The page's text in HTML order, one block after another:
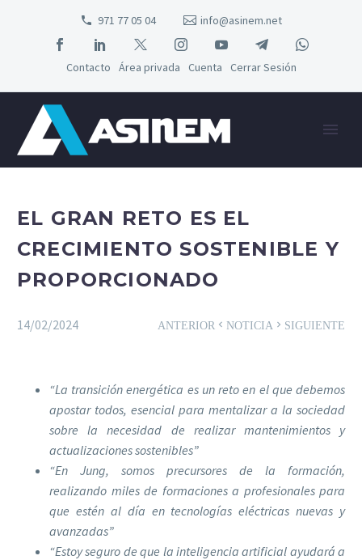
971 77 05 04 info@asinem.net
Contacto Área privada Cuenta Cerrar Sesión
EL GRAN RETO ES EL
CRECIMIENTO SOSTENIBLE Y
PROPORCIONADO
ANTERIOR NOTICIASIGUIENTE
14/02/2024
“La transición energética es un reto en el que debemos
apostar todos, esencial para mentalizar a la sociedad
sobre la necesidad de realizar mantenimientos y
actualizaciones sostenibles”
“En Jung, somos precursores de la formación,
realizando miles de formaciones a profesionales para
que estén al día en tecnologías eléctricas nuevas y
avanzadas”
“Estoy seguro de que la inteligencia artificial ayudará a